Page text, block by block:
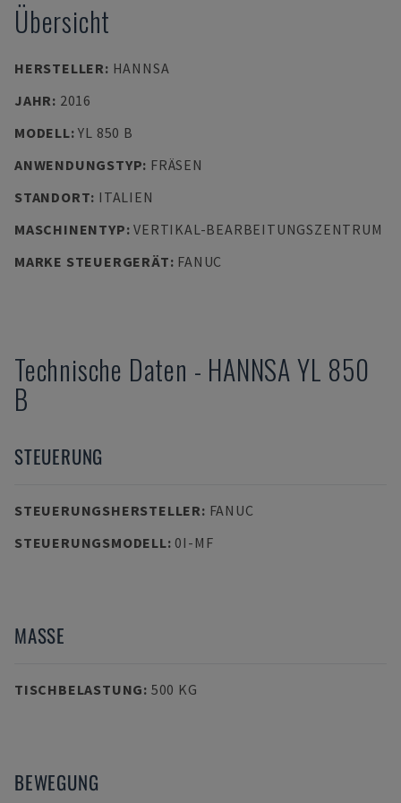
Übersicht
HERSTELLER: HANNSA
JAHR: 2016
MODELL:YL 850 B
ANWENDUNGSTYP: FRÄSEN
STANDORT: ITALIEN
MASCHINENTYP:VERTIKAL-BEARBEITUNGSZENTRUM
MARKE STEUERGERÄT: FANUC
Technische Daten - HANNSAYL 850
B
STEUERUNG
STEUERUNGSHERSTELLER: FANUC
STEUERUNGSMODELL: 0I-MF
MASSE
TISCHBELASTUNG: 500 KG
BEWEGUNG